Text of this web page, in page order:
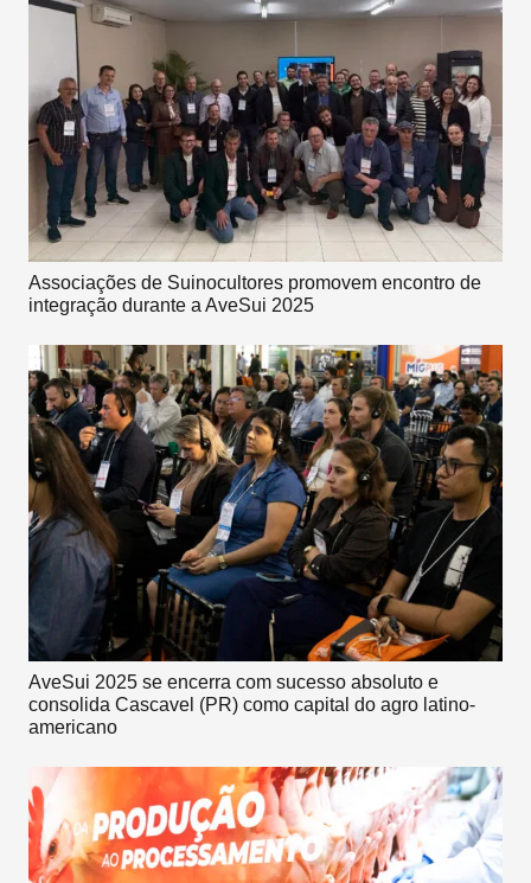
Associações de Suinocultores promovem encontro de
integração durante a AveSui 2025
AveSui 2025 se encerra com sucesso absoluto e
consolida Cascavel (PR) como capital do agro latino-
americano